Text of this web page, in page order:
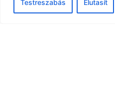
Testreszabás Elutasít